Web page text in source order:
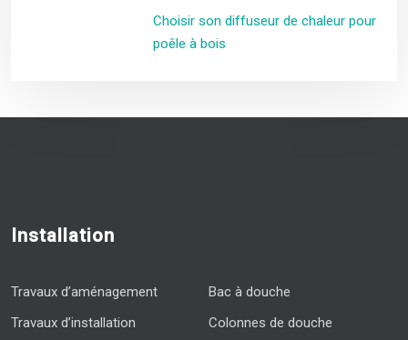
Choisir son diffuseur de chaleur pour
poêle à bois
Installation
Travaux d’aménagement
Travaux d’installation
Bac à douche
Colonnes de douche